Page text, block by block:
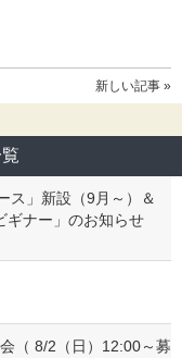
新しい記事 »
ス」新設（9月～）＆
ギナー」のお知らせ
（ 8/2（日）12:00～募